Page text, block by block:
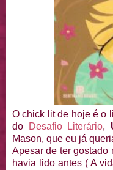
O chick lit de hoje é o
do
Desafio Literário,
Mason, que eu já
Apesar de ter
havia lido antes ( A